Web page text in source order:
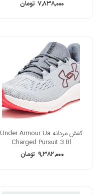
۷,۸۳۸,۰۰۰ تومان
کفش مردانه Under Armour Ua
Charged Pursuit 3 Bl
۹,۳۸۲,۰۰۰ تومان